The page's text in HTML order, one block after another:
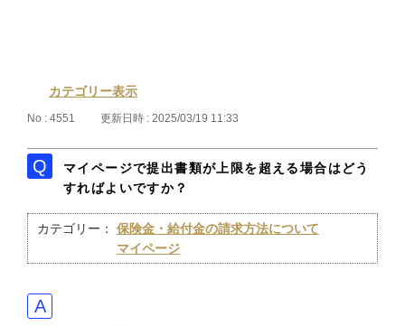
カテゴリー表示
No : 4551 更新日時 : 2025/03/19 11:33
マイページで提出書類が上限を超える場合はどう
すればよいですか？
カテゴリー：
保険金・給付金の請求方法について
マイページ